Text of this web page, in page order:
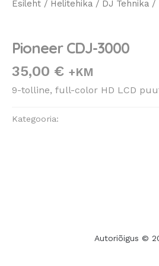
Esileht / Helitehika / DJ Tehnika /
Pioneer CDJ-3000
35,00 € +KM
9-tolline, full-color HD LCD
Kategooria:
Autoriõigus ©